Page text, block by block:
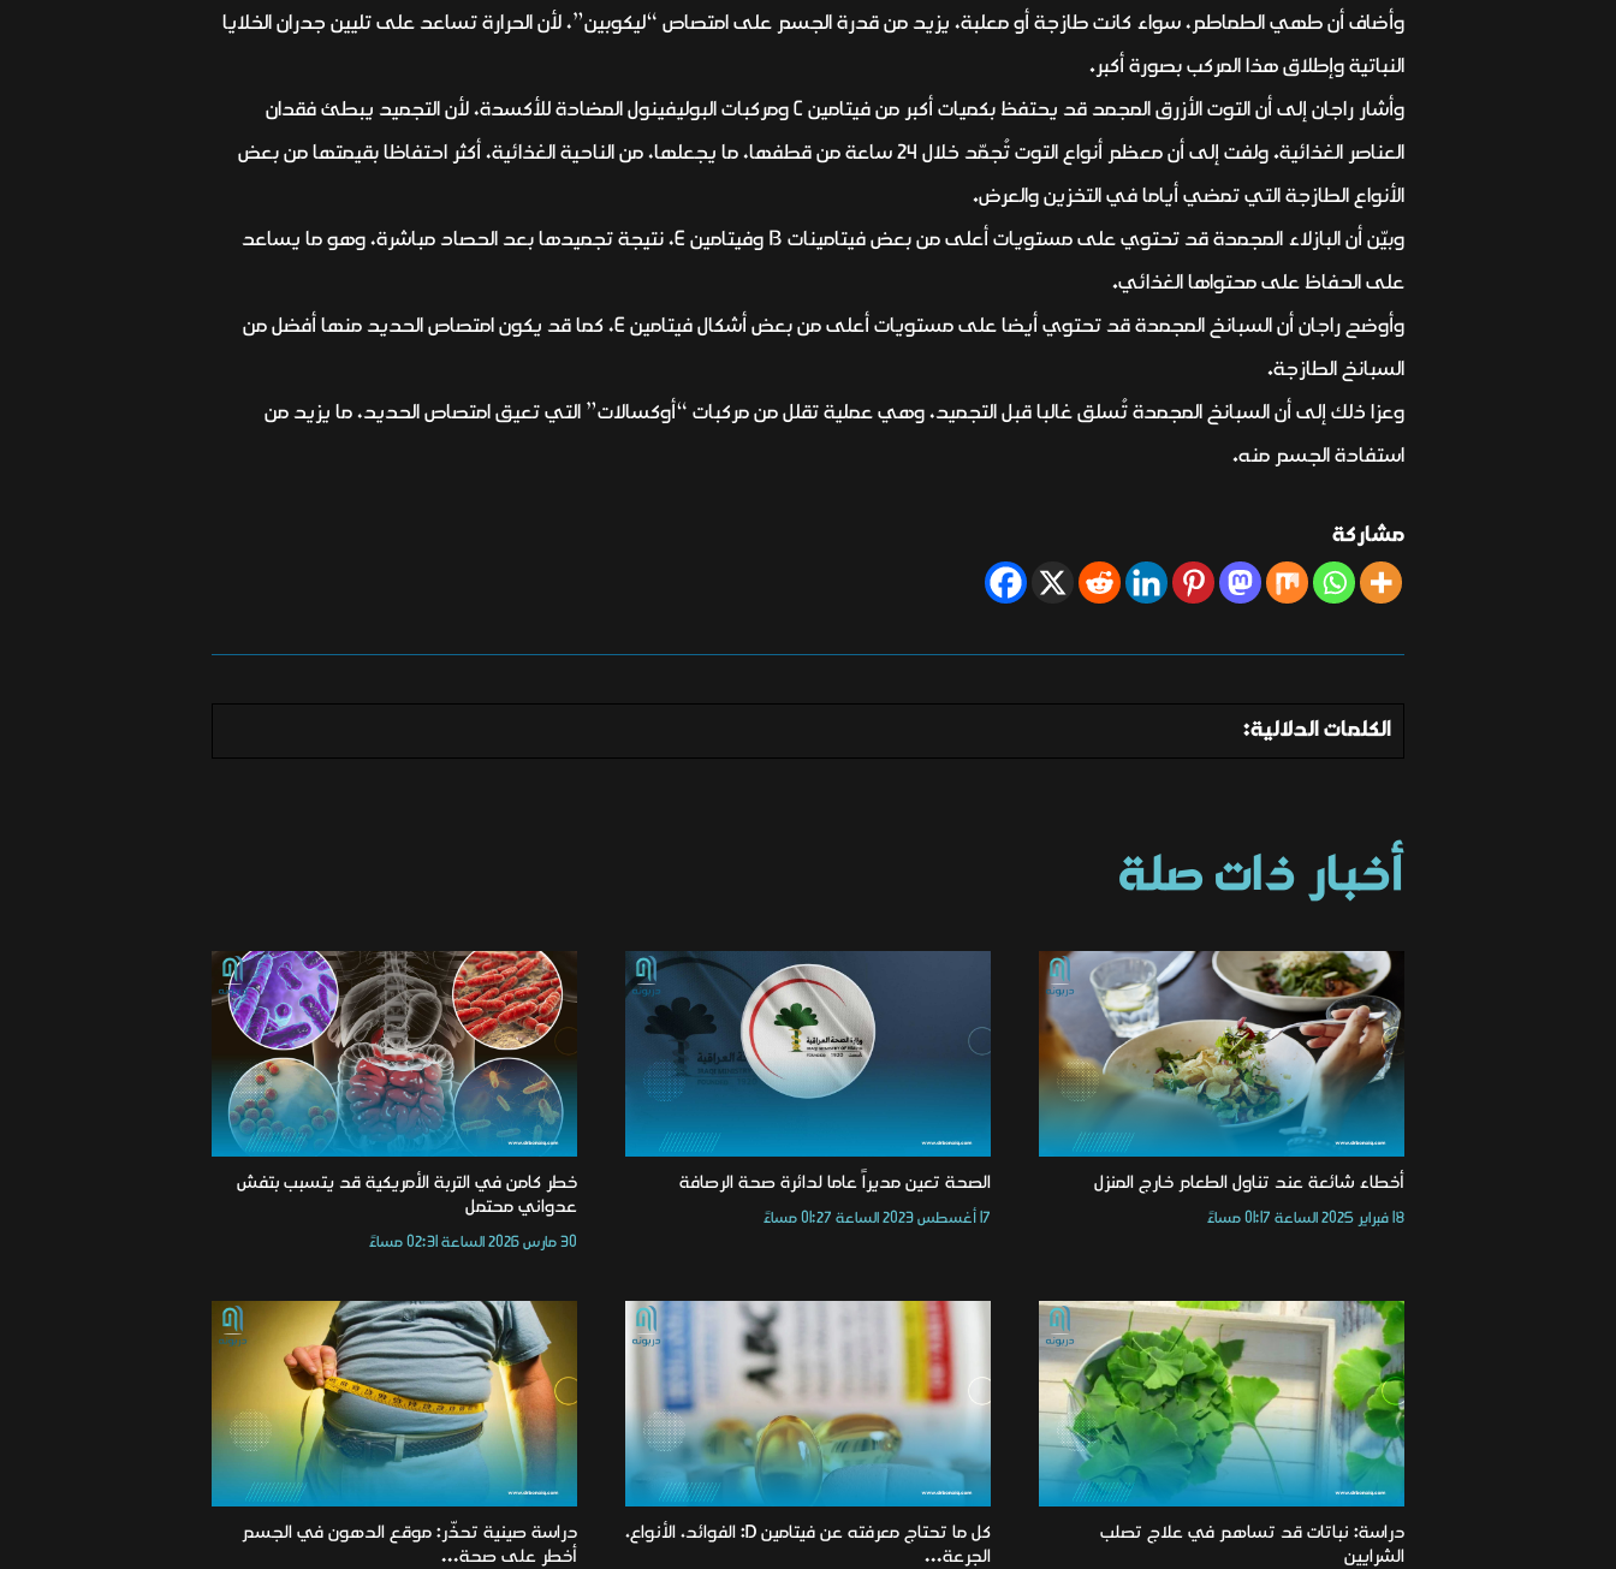
وأضاف أن طهي الطماطم، سواء كانت طازجة أو معلبة، يزيد من قدرة الجسم على امتصاص “ليكوبين”، لأن الحرارة تساعد على تليين جدران الخلايا
النباتية وإطلاق هذا المركب بصورة أكبر.
وأشار راجان إلى أن التوت الأزرق المجمد قد يحتفظ بكميات أكبر من فيتامين C ومركبات البوليفينول المضادة للأكسدة، لأن التجميد يبطئ فقدان
العناصر الغذائية. ولفت إلى أن معظم أنواع التوت تُجمّد خلال 24 ساعة من قطفها، ما يجعلها، من الناحية الغذائية، أكثر احتفاظا بقيمتها من بعض
الأنواع الطازجة التي تمضي أياما في التخزين والعرض.
وبيّن أن البازلاء المجمدة قد تحتوي على مستويات أعلى من بعض فيتامينات B وفيتامين E، نتيجة تجميدها بعد الحصاد مباشرة، وهو ما يساعد
على الحفاظ على محتواها الغذائي.
وأوضح راجان أن السبانخ المجمدة قد تحتوي أيضا على مستويات أعلى من بعض أشكال فيتامين E، كما قد يكون امتصاص الحديد منها أفضل من
السبانخ الطازجة.
وعزا ذلك إلى أن السبانخ المجمدة تُسلق غالبا قبل التجميد، وهي عملية تقلل من مركبات “أوكسالات” التي تعيق امتصاص الحديد، ما يزيد من
استفادة الجسم منه.
مشاركة
الكلمات الدلالية:
أخبار ذات صلة
أخطاء شائعة عند تناول الطعام خارج المنزل
18 فبراير 2025 الساعة 01:17 مساءً
الصحة تعين مديراً عاما لدائرة صحة الرصافة
17 أغسطس 2023 الساعة 01:27 مساءً
خطر كامن في التربة الأمريكية قد يتسبب بتفش
عدواني محتمل
30 مارس 2026 الساعة 02:31 مساءً
دراسة: نباتات قد تساهم في علاج تصلب
الشرايين
كل ما تحتاج معرفته عن فيتامين D: الفوائد، الأنواع،
الجرعة...
دراسة صينية تحذّر: موقع الدهون في الجسم
أخطر على صحة...